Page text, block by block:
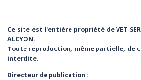
Ce site est l'entière propriété de VET
ALCYON.
Toute reproduction, même partielle, de
interdite.
Directeur de publication :